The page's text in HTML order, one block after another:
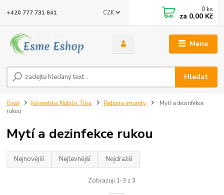
Menu
CZK
Hledat
+420 777 731 841 0 ks
za 0,00 Kč
Úvod Kosmetika Nobilis Tilia Podpora imunity
Mytí a dezinfekce
rukou
Mytí a dezinfekce rukou
Nejnovější Nejlevnější Nejdražší
Zobrazuji 1-3 z 3